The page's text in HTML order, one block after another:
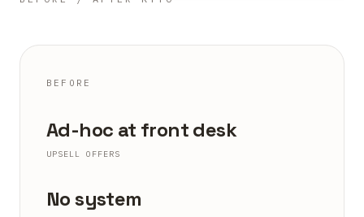
BEFORE
Ad-hoc at front desk
UPSELL OFFERS
No system